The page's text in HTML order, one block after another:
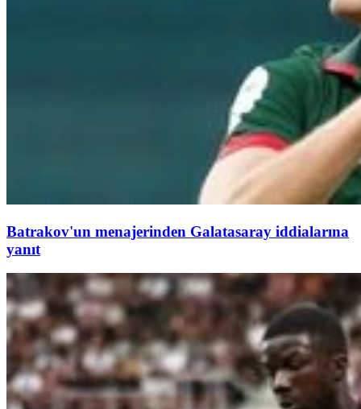
Batrakov'un menajerinden Galatasaray iddialarına
yanıt